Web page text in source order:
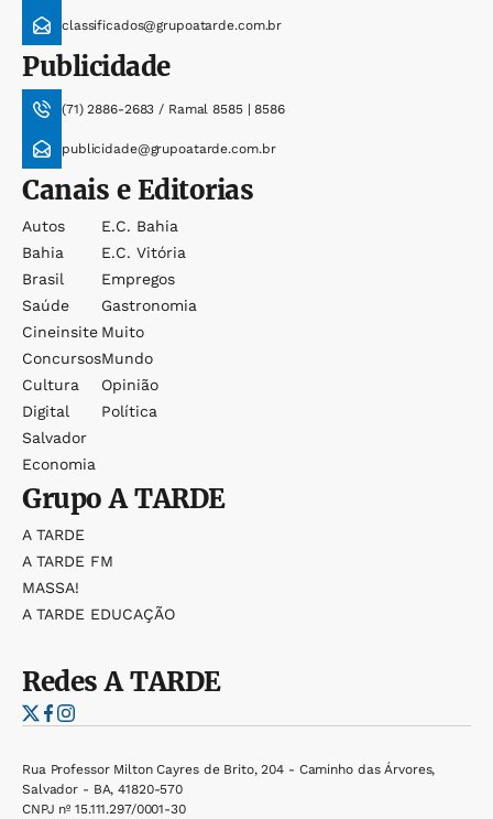
classificados@grupoatarde.com.br
Publicidade
(71) 2886-2683 / Ramal 8585 | 8586
publicidade@grupoatarde.com.br
Canais e Editorias
Autos
Bahia
Brasil
Saúde
Cineinsite
Concursos
Cultura
Digital
Salvador
Economia
E.c. Bahia
E.c. Vitória
Empregos
Gastronomia
Muito
Mundo
Opinião
Política
GrupoA TARDE
A TARDE
A TARDE FM
MASSA!
A TARDE EDUCAÇÃO
RedesA TARDE
Rua Professor Milton Cayres de Brito, 204 - Caminho das Árvores,
Salvador - BA, 41820-570
CNPJ nº 15.111.297/0001-30